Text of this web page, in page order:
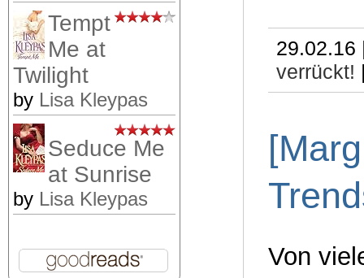
Tempt
Me at
Twilight
by Lisa Kleypas
Seduce Me
at Sunrise
by Lisa Kleypas
verrückt!
Von